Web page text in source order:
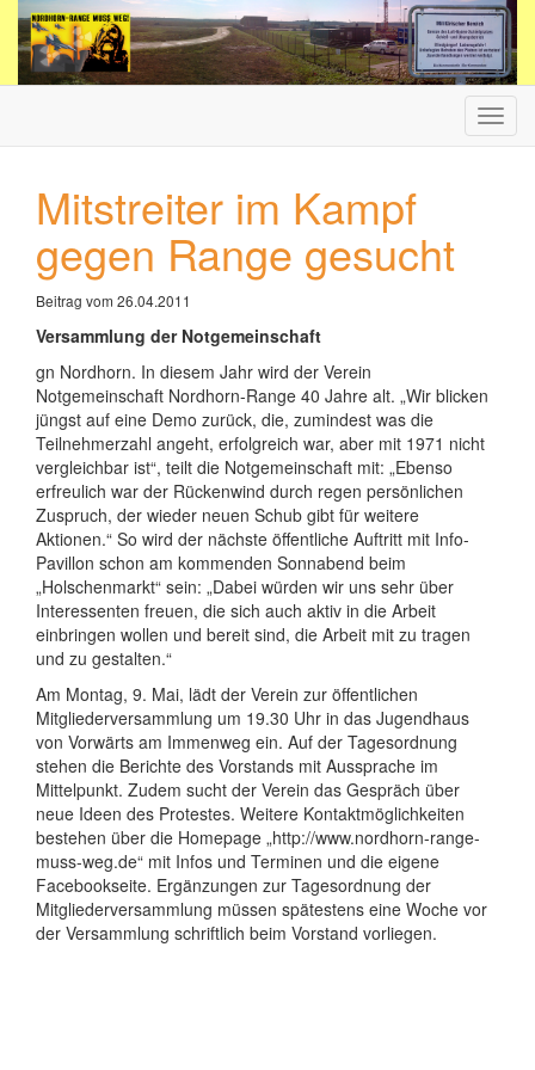
ein-/
Mitstreiter im Kampf
gegen Range gesucht
Beitrag vom 26.04.2011
Versammlung der Notgemeinschaft
gn Nordhorn. In diesem Jahr wird der Verein
Notgemeinschaft Nordhorn-Range 40 Jahre alt. „Wir blicken
jüngst auf eine Demo zurück, die, zumindest was die
Teilnehmerzahl angeht, erfolgreich war, aber mit 1971 nicht
vergleichbar ist“, teilt die Notgemeinschaft mit: „Ebenso
erfreulich war der Rückenwind durch regen persönlichen
Zuspruch, der wieder neuen Schub gibt für weitere
Aktionen.“ So wird der nächste öffentliche Auftritt mit Info-
Pavillon schon am kommenden Sonnabend beim
„Holschenmarkt“ sein: „Dabei würden wir uns sehr über
Interessenten freuen, die sich auch aktiv in die Arbeit
einbringen wollen und bereit sind, die Arbeit mit zu tragen
und zu gestalten.“
Am Montag, 9. Mai, lädt der Verein zur öffentlichen
Mitgliederversammlung um 19.30 Uhr in das Jugendhaus
von Vorwärts am Immenweg ein. Auf der Tagesordnung
stehen die Berichte des Vorstands mit Aussprache im
Mittelpunkt. Zudem sucht der Verein das Gespräch über
neue Ideen des Protestes. Weitere Kontaktmöglichkeiten
bestehen über die Homepage „http://www.nordhorn-range-
muss-weg.de“ mit Infos und Terminen und die eigene
Facebookseite. Ergänzungen zur Tagesordnung der
Mitgliederversammlung müssen spätestens eine Woche vor
der Versammlung schriftlich beim Vorstand vorliegen.